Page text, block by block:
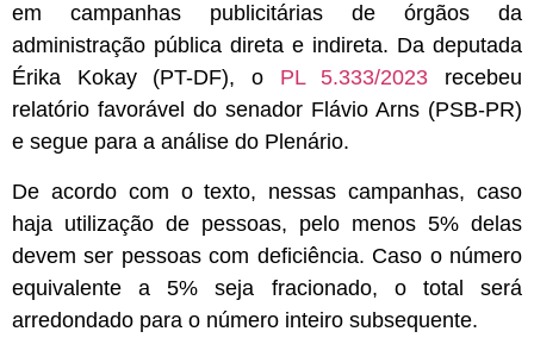
em campanhas publicitárias de órgãos da
administração pública direta e indireta. Da deputada
Érika Kokay (PT-DF), o PL 5.333/2023 recebeu
relatório favorável do senador Flávio Arns (PSB-PR)
e segue para a análise do Plenário.
De acordo com o texto, nessas campanhas, caso
haja utilização de pessoas, pelo menos 5% delas
devem ser pessoas com deficiência. Caso o número
equivalente a 5% seja fracionado, o total será
arredondado para o número inteiro subsequente.